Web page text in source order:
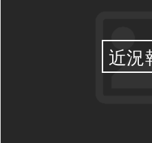
近況